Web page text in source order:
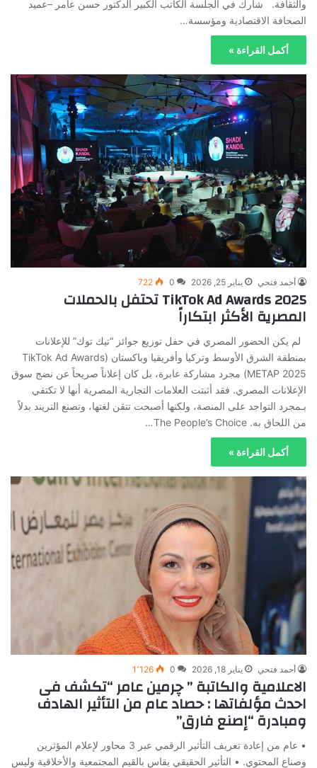
والثقافة. شارك في الجلسة الكاتب الكبير الدكتور حسن عامر –عميد
الصحافة الاقتصادية ومؤسسة…
أكمل القراءة »
أحمد فتحي يناير 25, 2026 0
722
TikTok Ad Awards 2025 تحتفل بالحملات
المصرية الأكثر ابتكاراً
لم يكن الحضور المصري في حفل توزيع جوائز “تيك توك” للإعلانات
بمنطقة الشرق الأوسط وتركيا وأفريقيا وباكستان (TikTok Ad Awards
METAP 2025) مجرد مشاركة عابرة، بل كان إعلاناً صريحاً عن نضج سوق
الإعلانات المصري. فقد أثبتت العلامات التجارية المصرية أنها لا تكتفي
بـمجرد التواجد على المنصة، ولكنها أصبحت تتقن لغتها، وتصنع التريند بدلاً
من اللحاق به. The People’s Choice…
أكمل القراءة »
أحمد فتحي يناير 18, 2026 0 1٬126
الاعلامية والكاتبة ” چرمين عامر “تكشف فى
احدث مؤلفاتها : حصاد عام من التأثير الهادف
ومبادرة “إصنع فارق”
• عام من إعادة تعريف التأثير الرقمي عبر 3 محاور لإعلام المؤثرين
وصناع المحتوي. • التأثير الحقيقي يقاس بالقيم المجتمعية والأخلاقية وليس